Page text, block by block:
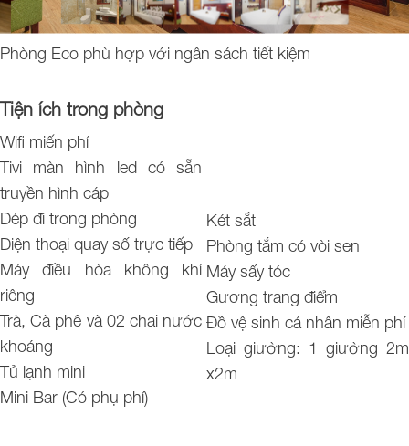
Phòng Eco phù hợp với ngân sách tiết kiệm
Tiện ích trong phòng
Wifi miến phí
Tivi màn hình led có sẵn
truyền hình cáp
Dép đi trong phòng
Điện thoại quay số trực tiếp
Máy điều hòa không khí
riêng
Trà, Cà phê và 02 chai nước
khoáng
Tủ lạnh mini
Mini Bar (Có phụ phí)
Két sắt
Phòng tắm có vòi sen
Máy sấy tóc
Gương trang điểm
Đồ vệ sinh cá nhân miễn phí
Loại giường: 1 giường 2m
x2m